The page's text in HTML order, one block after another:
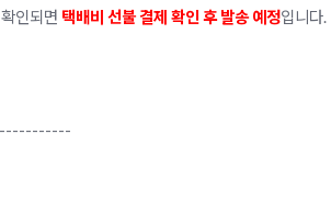
인되면 택배비 선불 결제 확인 후 발송 예정입니다.